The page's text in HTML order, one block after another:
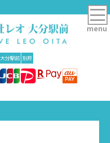
大分駅前 別府
menu